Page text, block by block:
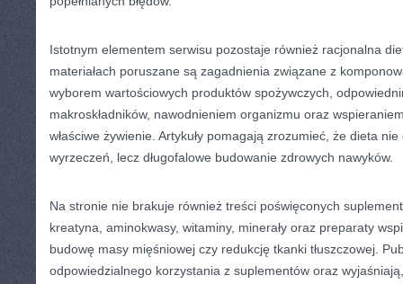
Istotnym elementem serwisu pozostaje również racjonalna
materiałach poruszane są zagadnienia związane z
wyborem wartościowych produktów spożywczych,
makroskładników, nawodnieniem organizmu oraz
właściwe żywienie. Artykuły pomagają zrozumieć, że dieta
wyrzeczeń, lecz długofalowe budowanie zdrowych nawyków.
Na stronie nie brakuje również treści poświęconych
kreatyna, aminokwasy, witaminy, minerały oraz preparaty
budowę masy mięśniowej czy redukcję tkanki tłuszczowej.
odpowiedzialnego korzystania z suplementów oraz